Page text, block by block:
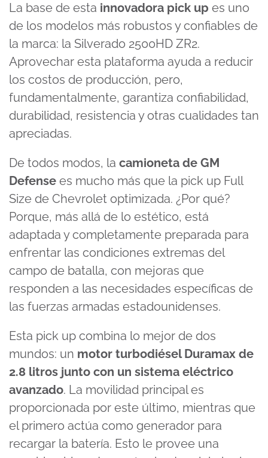
La base de esta innovadora pick up es uno
de los modelos más robustos y confiables de
la marca: la Silverado 2500HD ZR2.
Aprovechar esta plataforma ayuda a reducir
los costos de producción, pero,
fundamentalmente, garantiza confiabilidad,
durabilidad, resistencia y otras cualidades tan
apreciadas.
De todos modos, la camioneta de GM
Defense es mucho más que la pick up Full
Size de Chevrolet optimizada. ¿Por qué?
Porque, más allá de lo estético, está
adaptada y completamente preparada para
enfrentar las condiciones extremas del
campo de batalla, con mejoras que
responden a las necesidades específicas de
las fuerzas armadas estadounidenses.
Esta pick up combina lo mejor de dos
mundos: un motor turbodiésel Duramax de
2.8 litros junto con un sistema eléctrico
avanzado. La movilidad principal es
proporcionada por este último, mientras que
el primero actúa como generador para
recargar la batería. Esto le provee una